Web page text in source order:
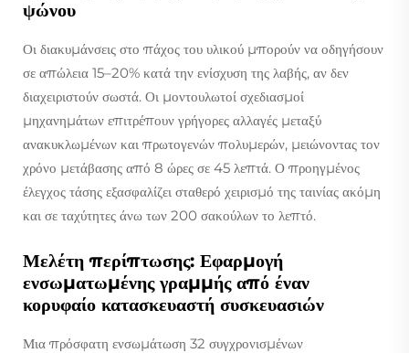
ψώνου
Οι διακυμάνσεις στο πάχος του υλικού μπορούν να οδηγήσουν
σε απώλεια 15–20% κατά την ενίσχυση της λαβής, αν δεν
διαχειριστούν σωστά. Οι μοντουλωτοί σχεδιασμοί
μηχανημάτων επιτρέπουν γρήγορες αλλαγές μεταξύ
ανακυκλωμένων και πρωτογενών πολυμερών, μειώνοντας τον
χρόνο μετάβασης από 8 ώρες σε 45 λεπτά. Ο προηγμένος
έλεγχος τάσης εξασφαλίζει σταθερό χειρισμό της ταινίας ακόμη
και σε ταχύτητες άνω των 200 σακούλων το λεπτό.
Μελέτη περίπτωσης: Εφαρμογή
ενσωματωμένης γραμμής από έναν
κορυφαίο κατασκευαστή συσκευασιών
Μια πρόσφατη ενσωμάτωση 32 συγχρονισμένων